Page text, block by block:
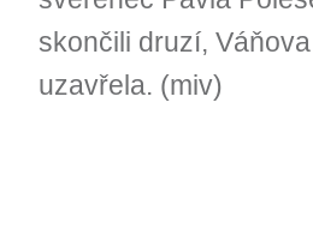
skončili druzí,
uzavřela. (miv)